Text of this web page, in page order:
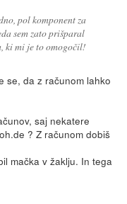
pol komponent za
sem zato prišparal
ki mi je to omogočil!
se, da z računom lahko
saj nekatere
? Z računom dobiš
mačka v žaklju. In tega